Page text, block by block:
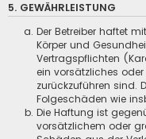
5. GEWÄHRLEISTUNG
Der Betreiber haftet
Körper und
Vertragspflichten
ein vorsätzliches
zurückzuführen sind.
Folgeschäden wie
Die Haftung ist
vorsätzlichem oder